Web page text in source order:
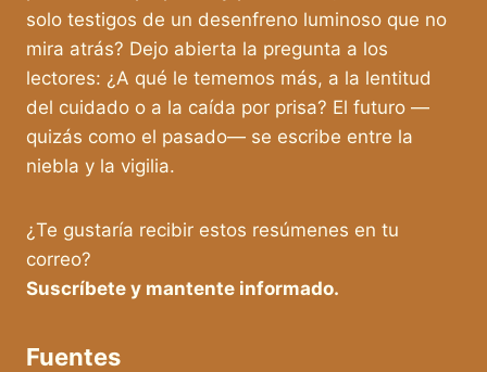
solo testigos de un desenfreno luminoso que no
mira atrás? Dejo abierta la pregunta a los
lectores: ¿A qué le tememos más, a la lentitud
del cuidado o a la caída por prisa? El futuro —
quizás como el pasado— se escribe entre la
niebla y la vigilia.
¿Te gustaría recibir estos resúmenes en tu
correo?
Suscríbete y mantente informado.
Fuentes